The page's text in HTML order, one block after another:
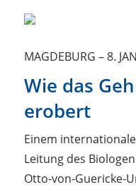
MAGDEBURG –8.
Wie das
erobert
Einem
Leitung des
Otto-von-Guericke-